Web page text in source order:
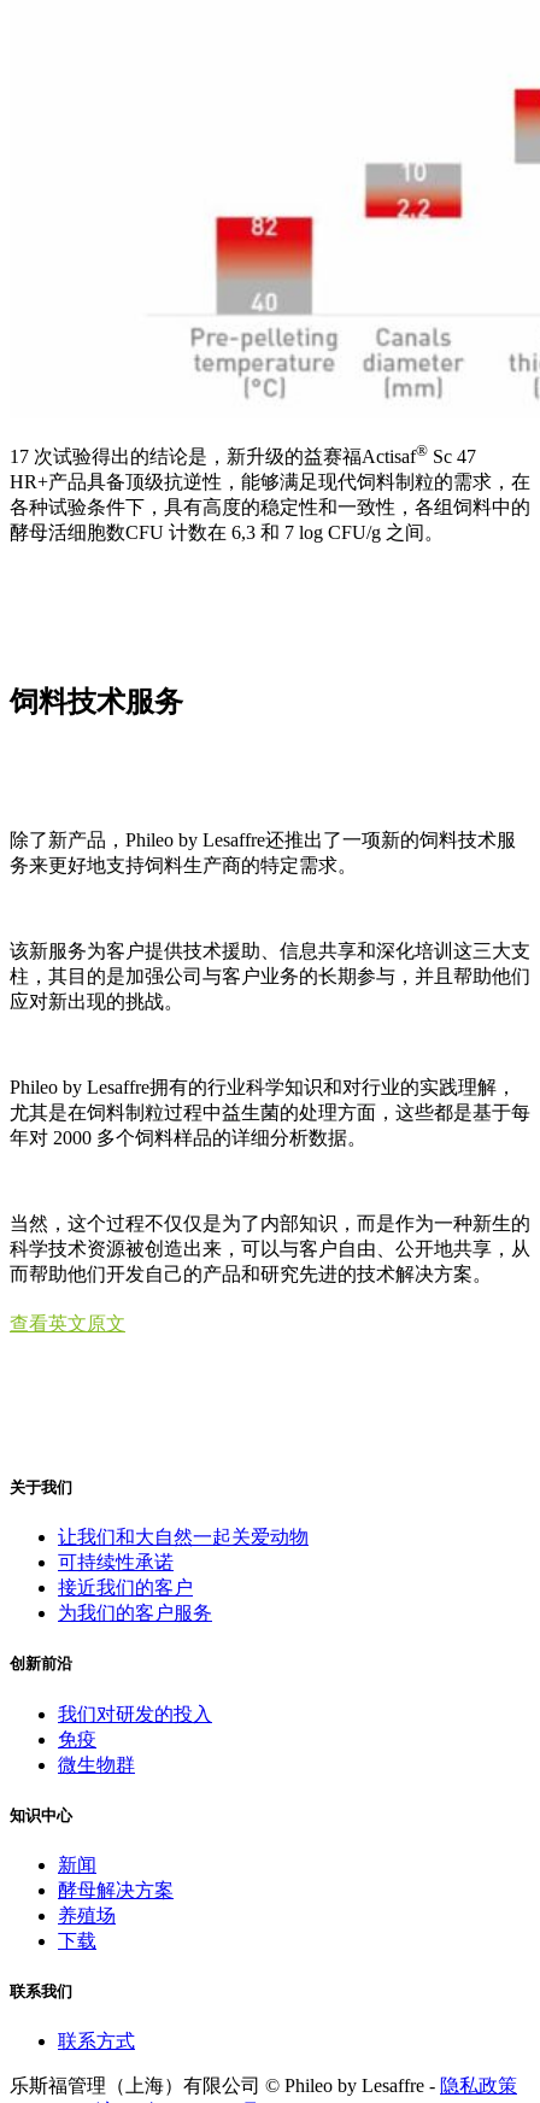
17 次试验得出的结论是，新升级的益赛福Actisaf® Sc 47
HR+产品具备顶级抗逆性，能够满足现代饲料制粒的需求，在
各种试验条件下，具有高度的稳定性和一致性，各组饲料中的
酵母活细胞数CFU 计数在 6,3 和 7 log CFU/g 之间。
饲料技术服务
除了新产品，Phileo by Lesaffre还推出了一项新的饲料技术服
务来更好地支持饲料生产商的特定需求。
该新服务为客户提供技术援助、信息共享和深化培训这三大支
柱，其目的是加强公司与客户业务的长期参与，并且帮助他们
应对新出现的挑战。
Phileo by Lesaffre拥有的行业科学知识和对行业的实践理解，
尤其是在饲料制粒过程中益生菌的处理方面，这些都是基于每
年对 2000 多个饲料样品的详细分析数据。
当然，这个过程不仅仅是为了内部知识，而是作为一种新生的
科学技术资源被创造出来，可以与客户自由、公开地共享，从
而帮助他们开发自己的产品和研究先进的技术解决方案。
查看英文原文
关于我们
让我们和大自然一起关爱动物
可持续性承诺
接近我们的客户
为我们的客户服务
创新前沿
我们对研发的投入
免疫
微生物群
知识中心
新闻
酵母解决方案
养殖场
下载
联系我们
联系方式
乐斯福管理（上海）有限公司 © Phileo by Lesaffre - 隐私政策